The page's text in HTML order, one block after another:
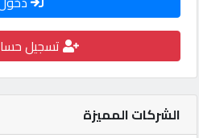
كارز
كيو
ماركت
تسجيل
الشركات المميزة